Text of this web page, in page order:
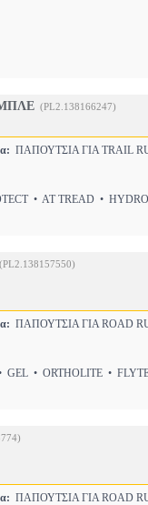
ΜΠΛΕ (PL2.138166247)
ΠΑΠΟΥΤΣΙΑ ΓΙΑ TRAIL
• AT TREAD •
(PL2.138157550)
ΠΑΠΟΥΤΣΙΑ ΓΙΑ ROAD
• ORTHOLITE •
ΠΑΠΟΥΤΣΙΑ ΓΙΑ ROAD